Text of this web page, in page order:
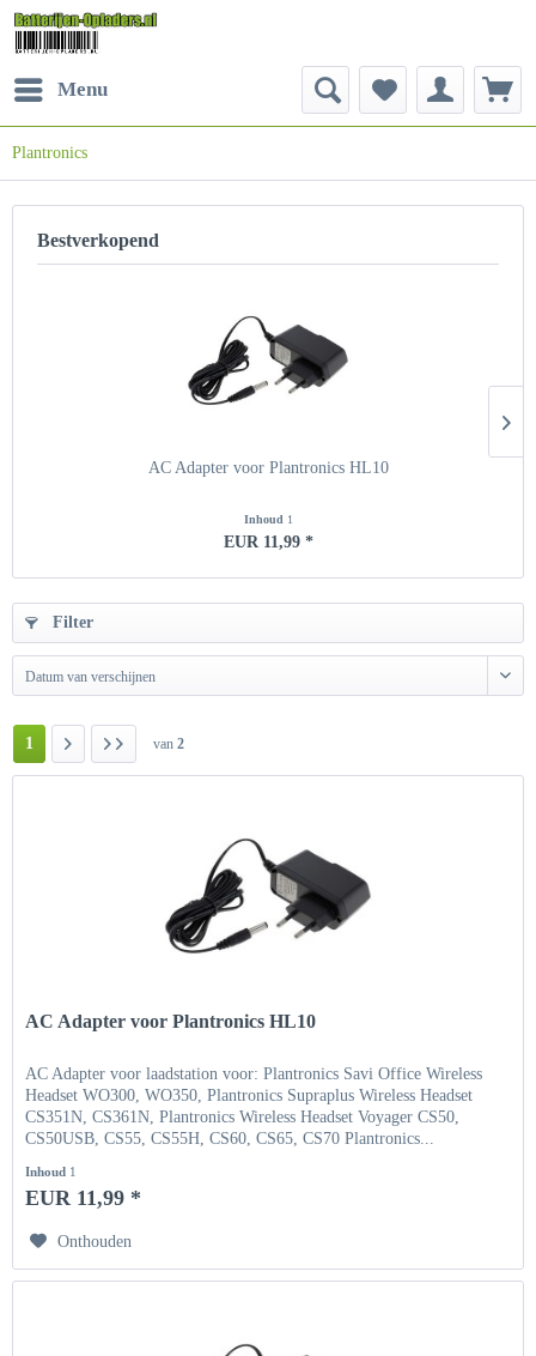
Menu
Plantronics
Bestverkopend
AC Adapter voor Plantronics HL10
Inhoud 1
EUR 11,99 *
Filter
Datum van verschijnen
1 van 2
AC Adapter voor Plantronics HL10
AC Adapter voor laadstation voor: Plantronics Savi Office Wireless
Headset WO300, WO350, Plantronics Supraplus Wireless Headset
CS351N, CS361N, Plantronics Wireless Headset Voyager CS50,
CS50USB, CS55, CS55H, CS60, CS65, CS70 Plantronics...
Inhoud 1
EUR 11,99 *
Onthouden